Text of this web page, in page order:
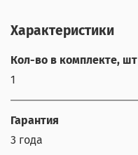
Характеристики
Кол-во в комплекте, шт
1
Гарантия
3 года